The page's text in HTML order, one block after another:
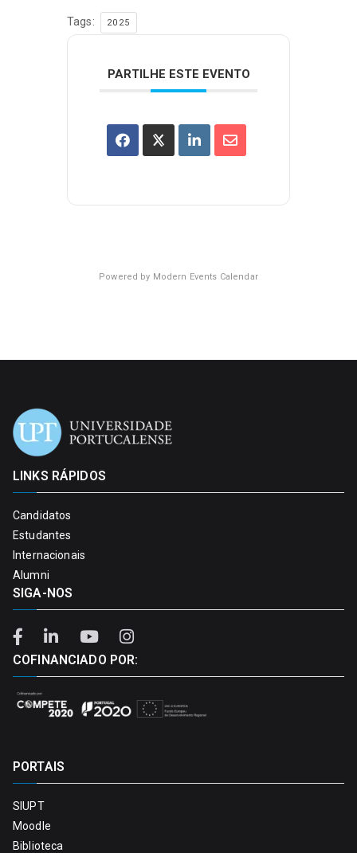
Tags: 2025
PARTILHE ESTE EVENTO
Powered by Modern Events Calendar
LINKS RÁPIDOS
Candidatos
Estudantes
Internacionais
Alumni
SIGA-NOS
COFINANCIADO POR:
PORTAIS
SIUPT
Moodle
Biblioteca